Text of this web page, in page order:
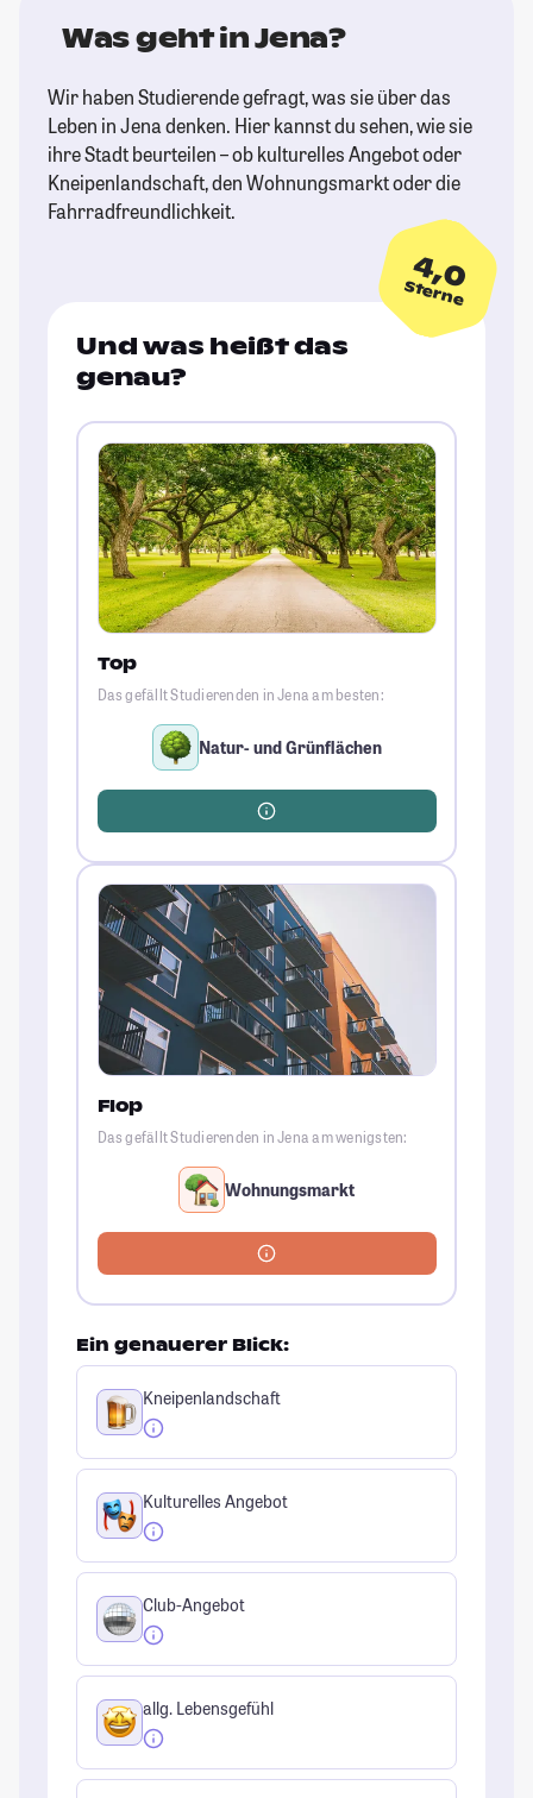
Was geht in Jena?
Wir haben Studierende gefragt, was sie über das
Leben in Jena denken. Hier kannst du sehen, wie sie
ihre Stadt beurteilen – ob kulturelles Angebot oder
Kneipenlandschaft, den Wohnungsmarkt oder die
Fahrradfreundlichkeit.
4,0
Sterne
Und was heißt das
genau?
Top
Das gefällt Studierenden in Jena am besten:
Natur- und Grünflächen
Flop
Das gefällt Studierenden in Jena am wenigsten:
Wohnungsmarkt
Ein genauerer Blick:
Kneipenlandschaft
Kulturelles Angebot
Club-Angebot
allg. Lebensgefühl